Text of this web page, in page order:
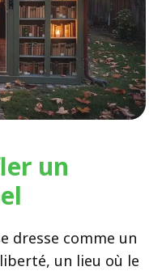
un
dresse comme un
un lieu où le